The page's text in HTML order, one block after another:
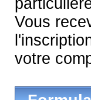
Vous
votre